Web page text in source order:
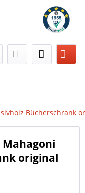
Bücherschrank
original